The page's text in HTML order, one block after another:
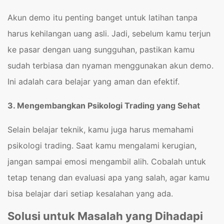
Akun demo itu penting banget untuk latihan tanpa
harus kehilangan uang asli. Jadi, sebelum kamu terjun
ke pasar dengan uang sungguhan, pastikan kamu
sudah terbiasa dan nyaman menggunakan akun demo.
Ini adalah cara belajar yang aman dan efektif.
3. Mengembangkan Psikologi Trading yang Sehat
Selain belajar teknik, kamu juga harus memahami
psikologi trading. Saat kamu mengalami kerugian,
jangan sampai emosi mengambil alih. Cobalah untuk
tetap tenang dan evaluasi apa yang salah, agar kamu
bisa belajar dari setiap kesalahan yang ada.
Solusi untuk Masalah yang Dihadapi